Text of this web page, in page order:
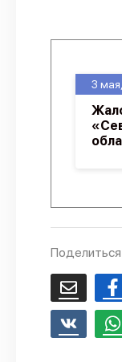
3
Поделиться